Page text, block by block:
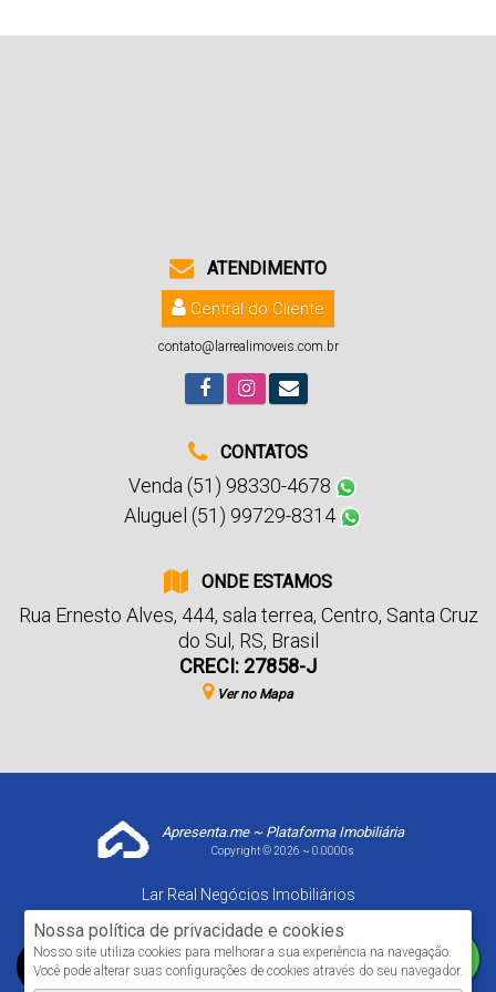
Nossa política de privacidade e cookies
Nosso site utiliza cookies para melhorar a sua experiência na navegação.
Você pode alterar suas configurações de cookies através do seu navegador.
ATENDIMENTO
Central do Cliente
contato@larrealimoveis.com.br
CONTATOS
Venda (51) 98330-4678
Aluguel (51) 99729-8314
ONDE ESTAMOS
Rua Ernesto Alves, 444, sala terrea, Centro, Santa Cruz
do Sul , RS, Brasil
CRECI: 27858-J
Ver no Mapa
Apresenta.me ~ Plataforma Imobiliária
Copyright © 2026 ~ 0.0000s
Lar Real Negócios Imobiliários